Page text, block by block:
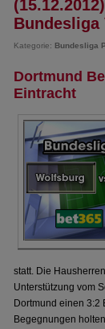
Bundesliga
Kategorie: Bundesliga
Dortmund
Eintracht
statt. Die
Unterstützung vom
Dortmund einen 3:2
Begegnungen